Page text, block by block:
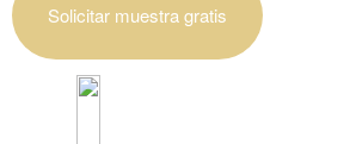
Solicitar muestra gratis